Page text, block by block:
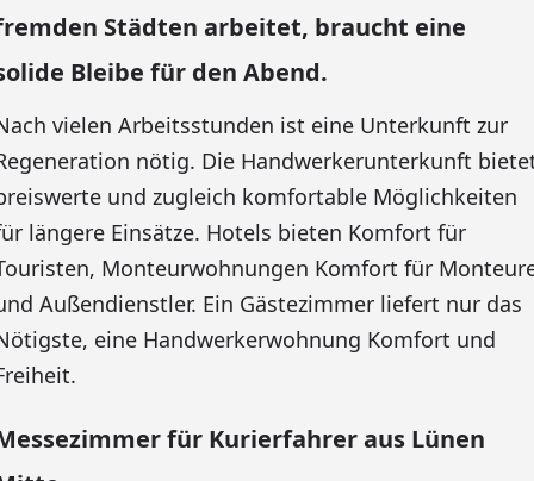
Städten arbeitet, braucht eine
Bleibe für den Abend.
vielen Arbeitsstunden ist eine Unterkunft zur
nötig. Die Handwerkerunterkunft
und zugleich komfortable Möglichkeiten
längere Einsätze. Hotels bieten Komfort für
Monteurwohnungen Komfort für
Außendienstler. Ein Gästezimmer liefert nur das
eine Handwerkerwohnung Komfort und
für Kurierfahrer aus Lünen